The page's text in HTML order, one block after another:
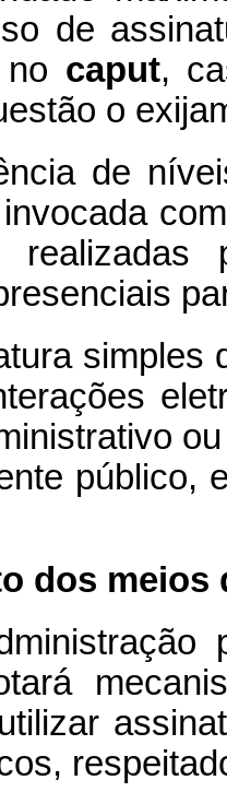
de
caput,
o
de
realizadas
público,
dos meios